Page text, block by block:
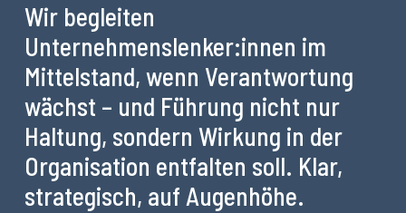
Wir begleiten
Unternehmenslenker:innen im
Mittelstand, wenn Verantwortung
wächst – und Führung nicht nur
Haltung, sondern Wirkung in der
Organisation entfalten soll. Klar,
strategisch, auf Augenhöhe.